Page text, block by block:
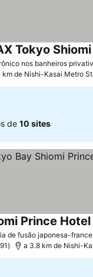
nos banheiros
Tokyo
km de Nishi-Kasai Metro
de 10 sites
de fusão japonesa-
Prince Hotel
a 3.8 km de Nishi-